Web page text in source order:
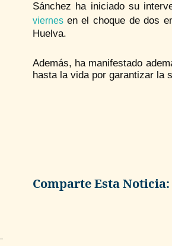
Sánchez ha iniciado su
viernes en el choque de dos
Huelva.
Además, ha manifestado
hasta la vida por garantizar la
Comparte Esta Noticia: